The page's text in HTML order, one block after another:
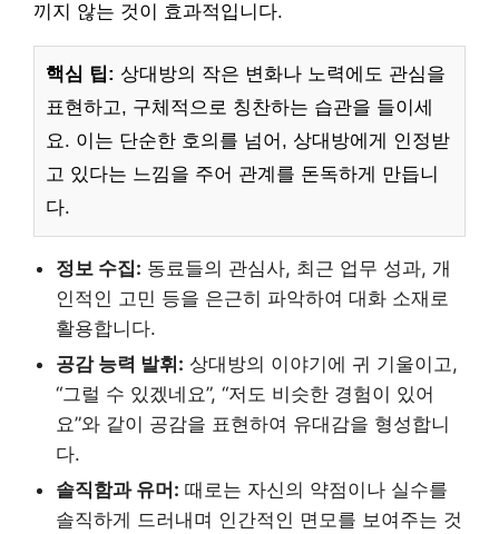
끼지 않는 것이 효과적입니다.
핵심 팁: 상대방의 작은 변화나 노력에도 관심을
표현하고, 구체적으로 칭찬하는 습관을 들이세
요. 이는 단순한 호의를 넘어, 상대방에게 인정받
고 있다는 느낌을 주어 관계를 돈독하게 만듭니
다.
정보 수집: 동료들의 관심사, 최근 업무 성과, 개
인적인 고민 등을 은근히 파악하여 대화 소재로
활용합니다.
공감 능력 발휘: 상대방의 이야기에 귀 기울이고,
“그럴 수 있겠네요”, “저도 비슷한 경험이 있어
요”와 같이 공감을 표현하여 유대감을 형성합니
다.
솔직함과 유머: 때로는 자신의 약점이나 실수를
솔직하게 드러내며 인간적인 면모를 보여주는 것